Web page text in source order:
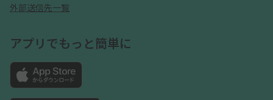
外部送信先一覧
アプリでもっと簡単に